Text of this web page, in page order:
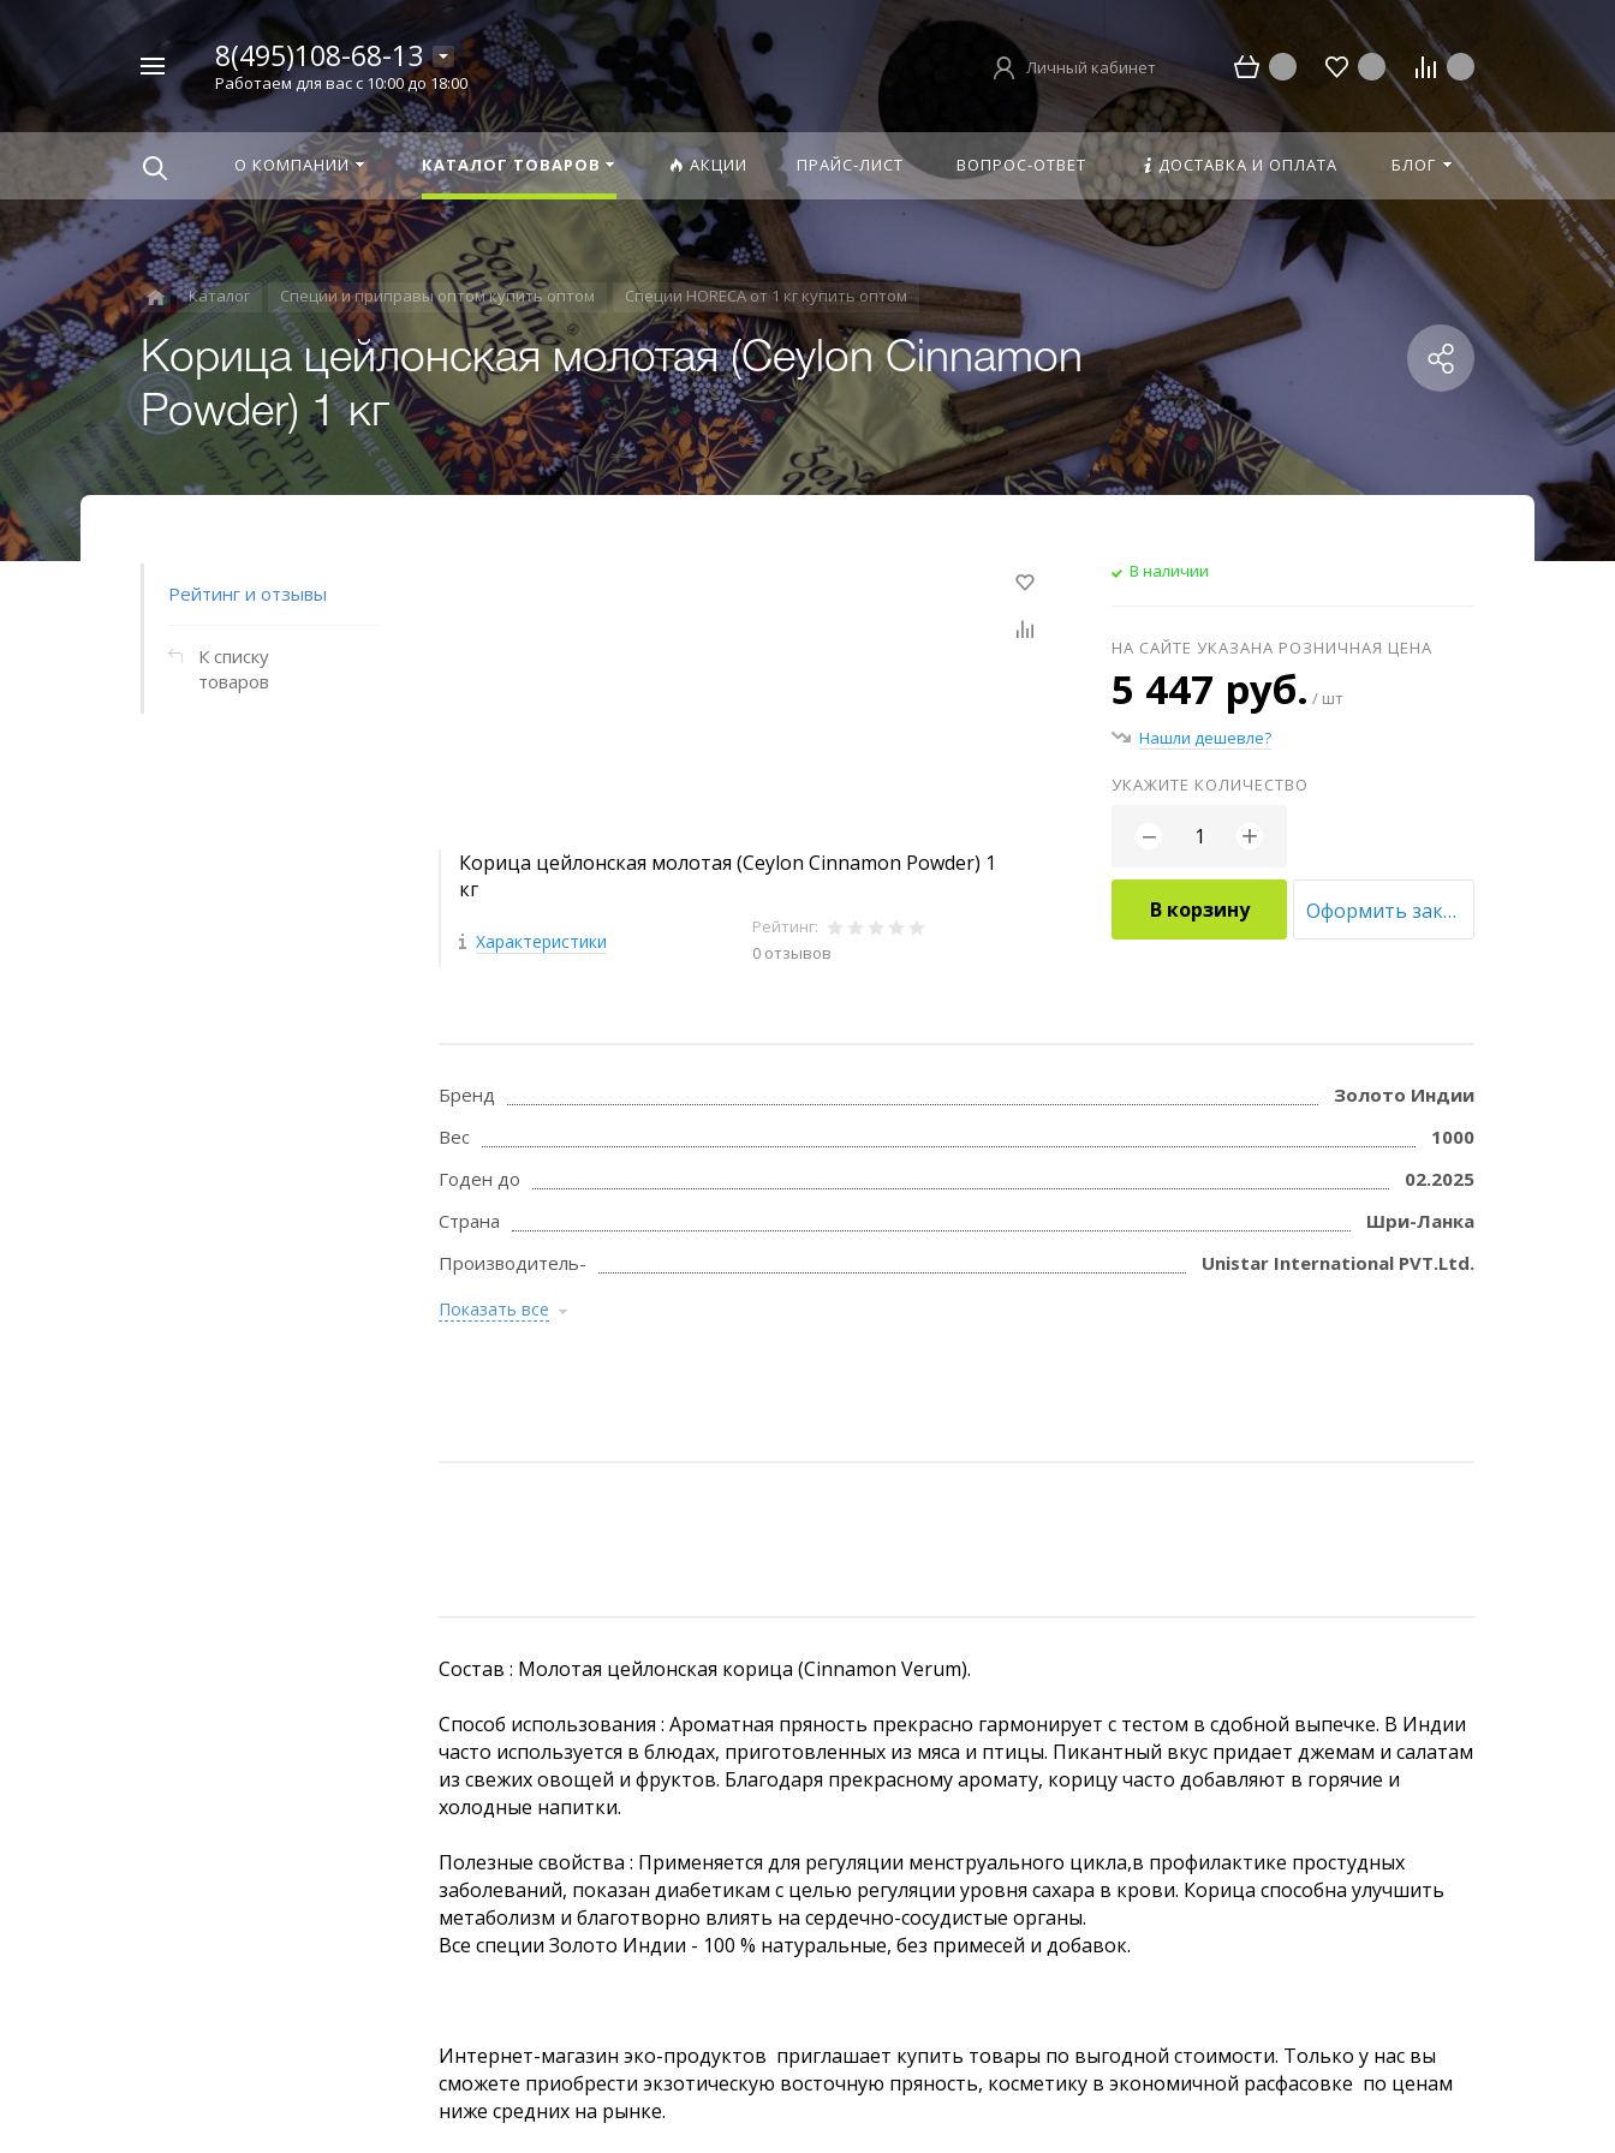
Найти
Корица
8(495)108-68-13
Работаем для вас с 10:00 до 18:00
Личный кабинет
О КОМПАНИИ КАТАЛОГ ТОВАРОВ АКЦИИ ПРАЙС-ЛИСТ ВОПРОС-ОТВЕТ ДОСТАВКА И ОПЛАТА БЛОГ
Каталог Специи и приправы оптом купить оптом Специи HORECA от 1 кг купить оптом
Корица цейлонская молотая (Ceylon Cinnamon
Powder) 1 кг
Рейтинг и отзывы
К списку
товаров
Корица цейлонская молотая (Ceylon Cinnamon Powder) 1
кг
Характеристики
Рейтинг:
0 отзывов
В наличии
НА САЙТЕ УКАЗАНА РОЗНИЧНАЯ ЦЕНА
5 447 руб. / шт
Нашли дешевле?
УКАЖИТЕ КОЛИЧЕСТВО
− +
В корзину Оформить заказ оптом
Бренд
Золото Индии
Вес
1000
Годен до
02.2025
Страна
Шри-Ланка
Производитель-
Unistar International PVT.Ltd.
Показать все
Состав : Молотая цейлонская корица (Cinnamon Verum).
Способ использования : Ароматная пряность прекрасно гармонирует с тестом в сдобной выпечке. В Индии
часто используется в блюдах, приготовленных из мяса и птицы. Пикантный вкус придает джемам и салатам
из свежих овощей и фруктов. Благодаря прекрасному аромату, корицу часто добавляют в горячие и
холодные напитки.
Полезные свойства : Применяется для регуляции менструального цикла,в профилактике простудных
заболеваний, показан диабетикам с целью регуляции уровня сахара в крови. Корица способна улучшить
метаболизм и благотворно влиять на сердечно-сосудистые органы.
Все специи Золото Индии - 100 % натуральные, без примесей и добавок.
Интернет-магазин эко-продуктов приглашает купить товары по выгодной стоимости. Только у нас вы
сможете приобрести экзотическую восточную пряность, косметику в экономичной расфасовке по ценам
ниже средних на рынке.